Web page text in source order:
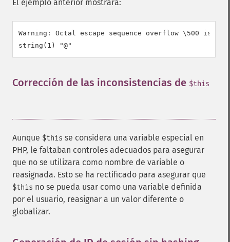
El ejemplo anterior mostrará:
Warning: Octal escape sequence overflow \500 is
Corrección de las inconsistencias de $this
Aunque $this se considera una variable especial en
PHP, le faltaban controles adecuados para asegurar
que no se utilizara como nombre de variable o
reasignada. Esto se ha rectificado para asegurar que
$this no se pueda usar como una variable definida
por el usuario, reasignar a un valor diferente o
globalizar.